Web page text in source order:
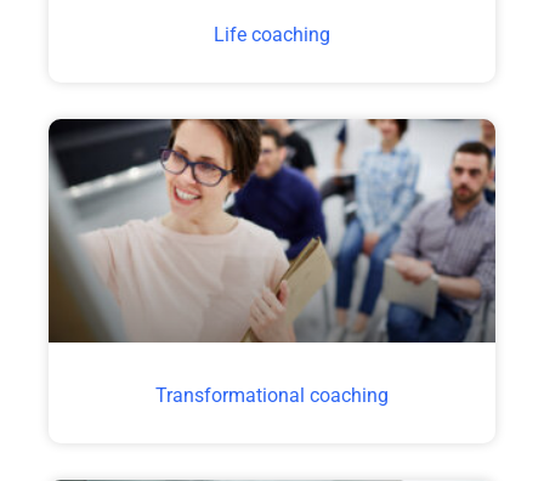
Life coaching
Transformational coaching